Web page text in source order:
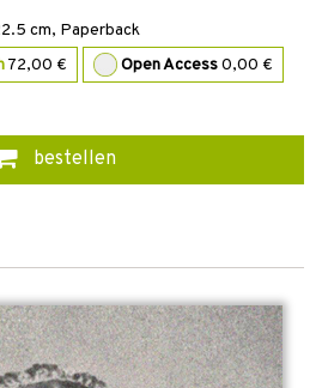
cm, Paperback
72,00 € Open Access0,00 €
bestellen